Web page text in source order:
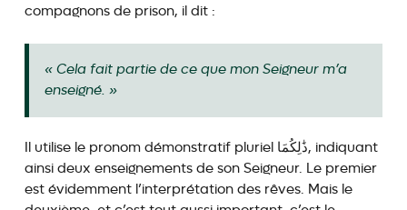
compagnons de prison, il dit :
« Cela fait partie de ce que mon Seigneur m’a
enseigné. »
Il utilise le pronom démonstratif pluriel ذَٰلِكُمَا, indiquant
ainsi deux enseignements de son Seigneur. Le premier
est évidemment l’interprétation des rêves. Mais le